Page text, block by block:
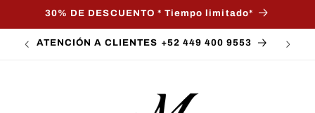
directamente
al contenido
30% DE DESCUENTO * Tiempo limitado*
ATENCIÓN A CLIENTES +52 449 400 9553